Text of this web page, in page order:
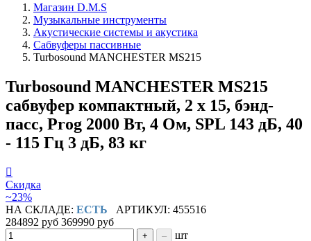
Магазин D.M.S
Музыкальные инструменты
Акустические системы и акустика
Сабвуферы пассивные
Turbosound MANCHESTER MS215
Turbosound MANCHESTER MS215
сабвуфер компактный, 2 х 15, бэнд-
пасс, Prog 2000 Вт, 4 Ом, SPL 143 дБ, 40
- 115 Гц 3 дБ, 83 кг
Скидка
~23%
НА СКЛАДЕ: ЕСТЬ АРТИКУЛ: 455516
284892 руб 369990 руб
+ – шт